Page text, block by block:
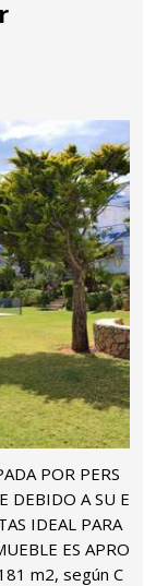
POR PERS
DEBIDO A SU E
IDEAL PARA
ES APRO
m2, según C